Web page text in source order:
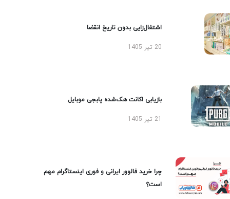
اشتغال‌زایی بدون تاریخ انقضا
20 تیر 1405
بازیابی اکانت هک‌شده پابجی موبایل
چرا خرید فالوور ایرانی و فوری اینستاگرام مهم
است؟